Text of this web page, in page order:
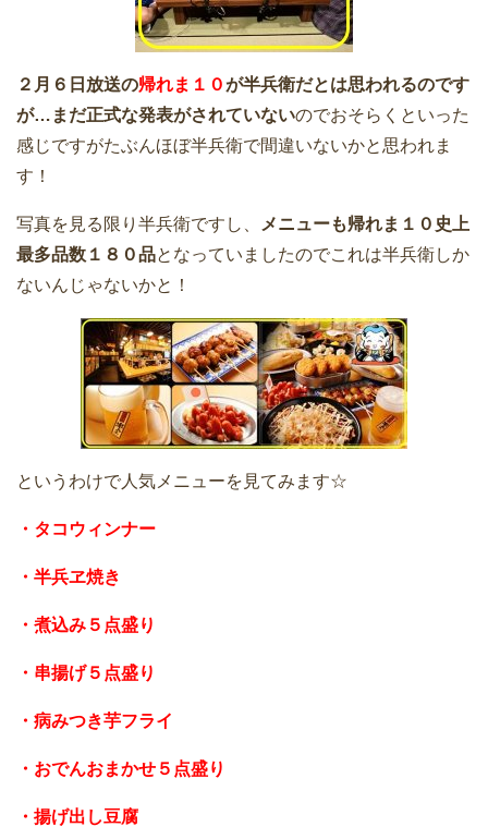
２月６日放送の帰れま１０が半兵衛だとは思われるのです
が…まだ正式な発表がされていないのでおそらくといった
感じですがたぶんほぼ半兵衛で間違いないかと思われま
す！
写真を見る限り半兵衛ですし、
メニューも帰れま１０史上
最多品数１８０品となっていましたのでこれは半兵衛しか
ないんじゃないかと！
というわけで人気メニューを見てみます☆
・タコウィンナー
・半兵ヱ焼き
・煮込み５点盛り
・串揚げ５点盛り
・病みつき芋フライ
・おでんおまかせ５点盛り
・揚げ出し豆腐